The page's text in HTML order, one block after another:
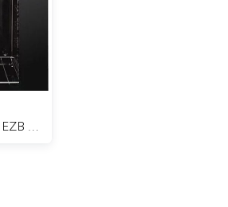
Духовой шкаф Electrolux EZB 52410 AK